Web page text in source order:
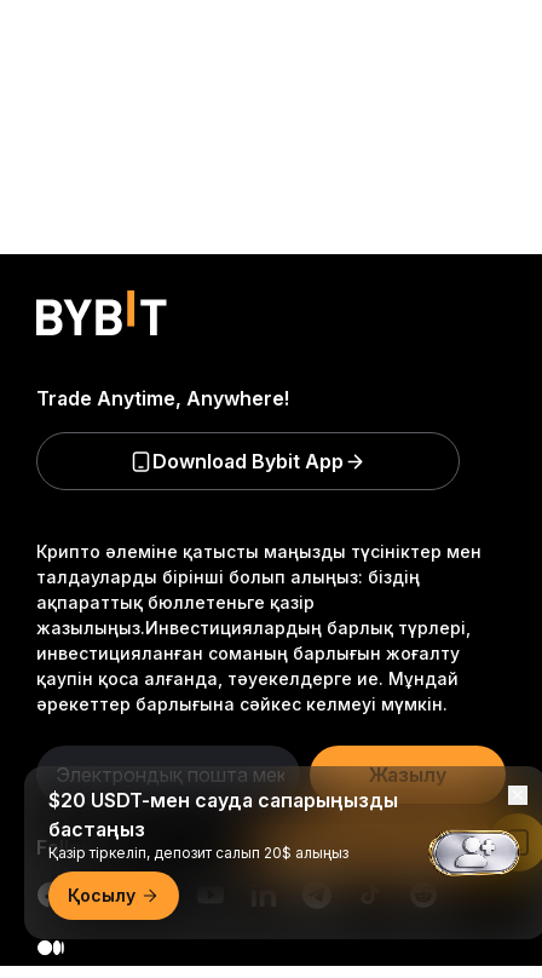
Крипто әлеміне қатысты маңызды түсініктер мен
талдауларды бірінші болып алыңыз: біздің
ақпараттық бюллетеньге қазір
жазылыңыз.Инвестициялардың барлық түрлері,
инвестицияланған соманың барлығын жоғалту
қаупін қоса алғанда, тәуекелдерге ие. Мұндай
әрекеттер барлығына сәйкес келмеуі мүмкін.
Жазылу
Follow Us
Trade Anytime, Anywhere!
Download Bybit App
$20 USDT-мен сауда сапарыңызды
бастаңыз
Қазір тіркеліп, депозит салып 20$ алыңыз
Қосылу
Bybit қолданбасында оқу